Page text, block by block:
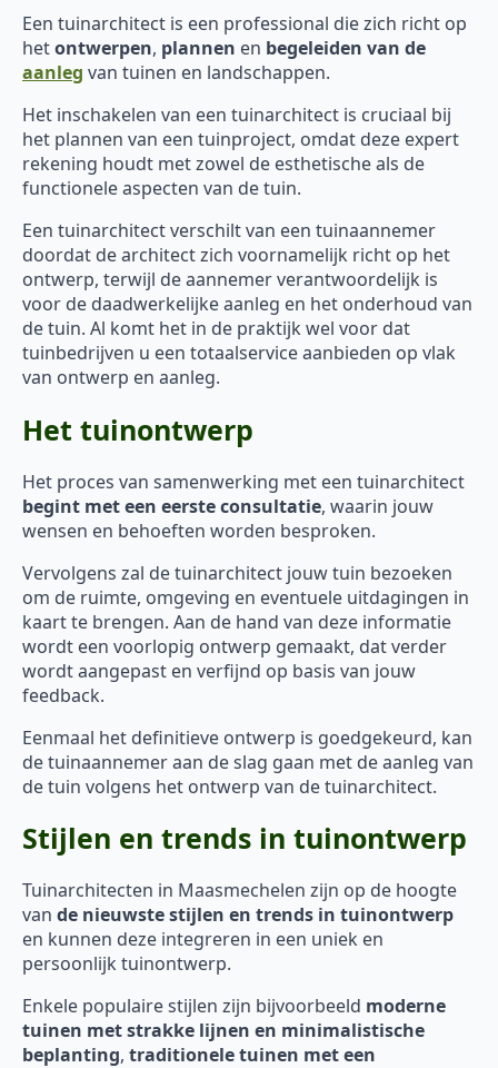
Een tuinarchitect is een professional die zich richt op
hetontwerpen, plannen en begeleiden van de
aanleg van tuinen en landschappen.
Het inschakelen van een tuinarchitect is cruciaal bij
het plannen van een tuinproject, omdat deze expert
rekening houdt met zowel de esthetische als de
functionele aspecten van de tuin.
Een tuinarchitect verschilt van een tuinaannemer
doordat de architect zich voornamelijk richt op het
ontwerp, terwijl de aannemer verantwoordelijk is
voor de daadwerkelijke aanleg en het onderhoud van
de tuin. Al komt het in de praktijk wel voor dat
tuinbedrijven u een totaalservice aanbieden op vlak
van ontwerp en aanleg.
Het tuinontwerp
Het proces van samenwerking met een tuinarchitect
begint met een eerste consultatie, waarin jouw
wensen en behoeften worden besproken.
Vervolgens zal de tuinarchitect jouw tuin bezoeken
om de ruimte, omgeving en eventuele uitdagingen in
kaart te brengen. Aan de hand van deze informatie
wordt een voorlopig ontwerp gemaakt, dat verder
wordt aangepast en verfijnd op basis van jouw
feedback.
Eenmaal het definitieve ontwerp is goedgekeurd, kan
de tuinaannemer aan de slag gaan met de aanleg van
de tuin volgens het ontwerp van de tuinarchitect.
Stijlen en trends in tuinontwerp
Tuinarchitecten in Maasmechelen zijn op de hoogte
van de nieuwste stijlen en trends in tuinontwerp
en kunnen deze integreren in een uniek en
persoonlijk tuinontwerp.
Enkele populaire stijlen zijn bijvoorbeeld moderne
tuinen met strakke lijnen en minimalistische
beplanting, traditionele tuinen met een